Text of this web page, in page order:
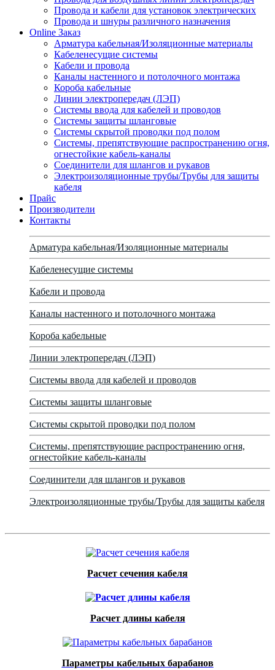
Провода и кабели для установок электрических
Провода и шнуры различного назначения
Online Заказ
Арматура кабельная/Изоляционные материалы
Кабеленесущие системы
Кабели и провода
Каналы настенного и потолочного монтажа
Короба кабельные
Линии электропередач (ЛЭП)
Системы ввода для кабелей и проводов
Системы защиты шланговые
Системы скрытой проводки под полом
Системы, препятствующие распространению огня,
огнестойкие кабель-каналы
Соединители для шлангов и рукавов
Электроизоляционные трубы/Трубы для защиты
кабеля
Прайс
Производители
Контакты
Арматура кабельная/Изоляционные материалы
Кабеленесущие системы
Кабели и провода
Каналы настенного и потолочного монтажа
Короба кабельные
Линии электропередач (ЛЭП)
Системы ввода для кабелей и проводов
Системы защиты шланговые
Системы скрытой проводки под полом
Системы, препятствующие распространению огня,
огнестойкие кабель-каналы
Соединители для шлангов и рукавов
Электроизоляционные трубы/Трубы для защиты кабеля
Расчет сечения кабеля
Расчет длины кабеля
Параметры кабельных барабанов